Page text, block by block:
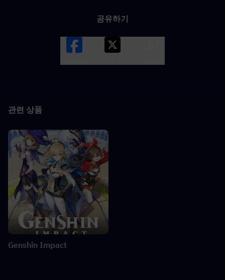
공유하기
관련 상품
Genshin Impact